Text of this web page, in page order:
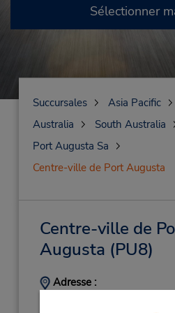
Sélectionner
Succursales
Asia Pacific
Australia
South Australia
Port Augusta Sa
Centre-ville de Port Augusta
Centre-ville de
Augusta (PU8)
Adresse :